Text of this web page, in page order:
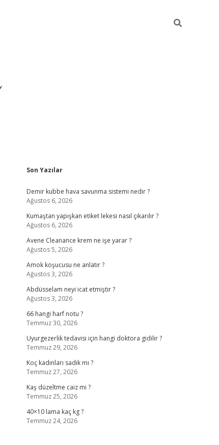
Sidebar
Son Yazılar
Demir kubbe hava savunma sistemi nedir ?
Ağustos 6, 2026
Kumaştan yapışkan etiket lekesi nasıl çıkarılır ?
Ağustos 6, 2026
Avene Cleanance krem ne işe yarar ?
Ağustos 5, 2026
Amok koşucusu ne anlatır ?
Ağustos 3, 2026
Abdüsselam neyi icat etmiştir ?
Ağustos 3, 2026
66 hangi harf notu ?
Temmuz 30, 2026
Uyurgezerlik tedavisi için hangi doktora gidilir ?
Temmuz 29, 2026
Koç kadınları sadık mı ?
Temmuz 27, 2026
Kaş düzeltme caiz mi ?
Temmuz 25, 2026
40×10 lama kaç kg ?
Temmuz 24, 2026